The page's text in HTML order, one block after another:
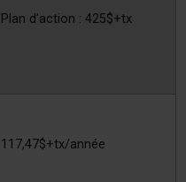
Plan d’action : 425$+tx
117,47$+tx/année